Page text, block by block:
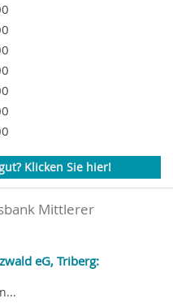
Klicken Sie hier!
Mittlerer
eG, Triberg: